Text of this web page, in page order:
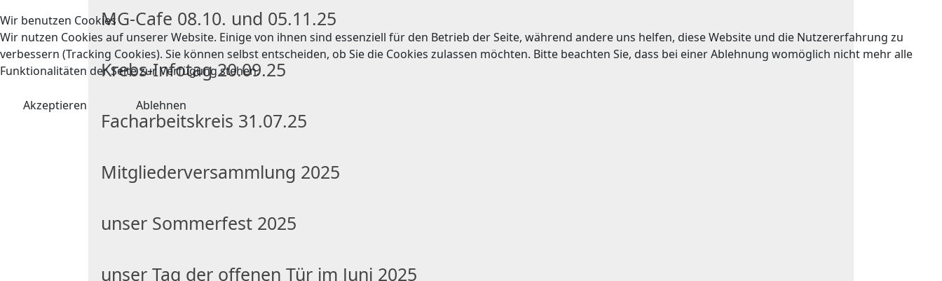
MG-Cafe 08.10. und 05.11.25
Krebs-Infotag 20.09.25
Facharbeitskreis 31.07.25
Mitgliederversammlung 2025
unser Sommerfest 2025
unser Tag der offenen Tür im Juni 2025
Wir benutzen Cookies
Wir nutzen Cookies auf unserer Website. Einige von ihnen sind essenziell für den Betrieb der Seite, während andere uns helfen, diese Website und die Nutzererfahrung zu
verbessern (Tracking Cookies). Sie können selbst entscheiden, ob Sie die Cookies zulassen möchten. Bitte beachten Sie, dass bei einer Ablehnung womöglich nicht mehr alle
Funktionalitäten der Seite zur Verfügung stehen.
Akzeptieren Ablehnen